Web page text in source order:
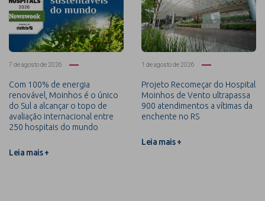
7 de agosto de 2026
Com 100% de energia
renovável, Moinhos é o único
do Sul a alcançar o topo de
avaliação internacional entre
250 hospitais do mundo
Leia mais +
1 de agosto de 2026
Projeto Recomeçar do Hospital
Moinhos de Vento ultrapassa
900 atendimentos a vítimas da
enchente no RS
Leia mais +